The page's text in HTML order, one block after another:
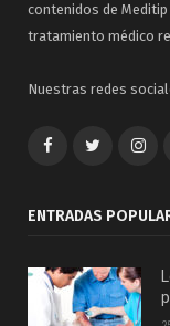
contenidos de
tratamiento médico
Nuestras redes
FacebookTwitter
ENTRADAS